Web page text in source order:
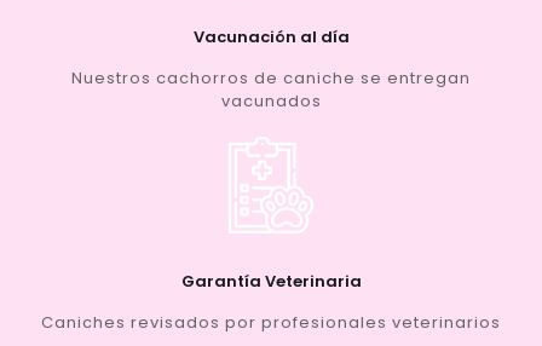
Vacunación al día
Nuestros cachorros de caniche se entregan
vacunados
Garantía Veterinaria
Caniches revisados por profesionales veterinarios